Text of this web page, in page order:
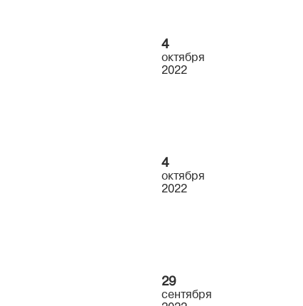
4
октября
2022
4
октября
2022
29
сентября